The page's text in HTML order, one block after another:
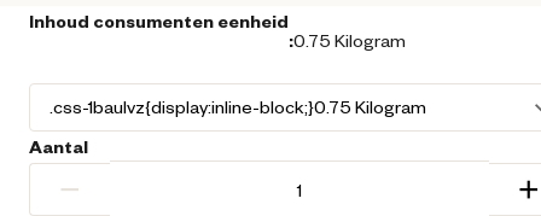
Inhoud consumenten eenheid
:0.75 Kilogram
Aantal
− +